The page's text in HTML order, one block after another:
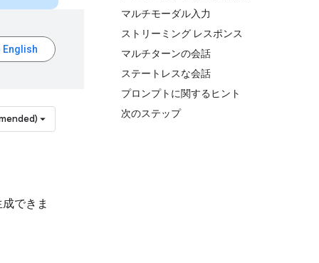
マルチモーダル入力
ストリーミング レスポンス
マルチターンの会話
ステートレスな会話
プロンプトに関するヒント
次のステップ
できま